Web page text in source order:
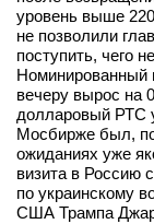
уровень выше
не позволили
поступить, чего
Номинированный
вечеру вырос на
долларовый РТС
Мосбирже был,
ожиданиях уже
визита в Россию
по украинскому
США Трампа